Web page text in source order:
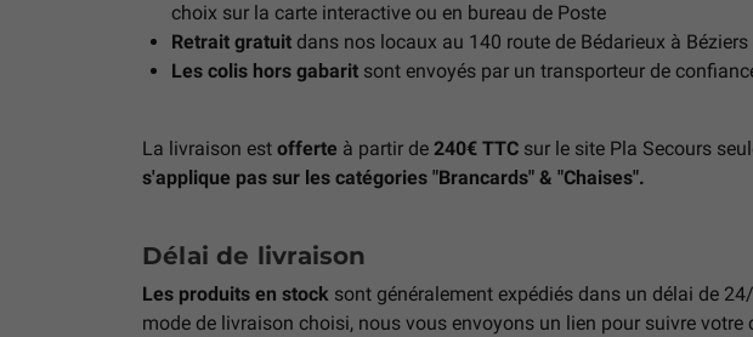
choix sur la carte interactive ou en bureau de Poste
Retrait gratuit dans nos locaux au 140 route de Bédarieux à
Les colis hors gabarit sont envoyés par un transporteur de
La livraison est offerte à partir de 240€ TTC sur le site Pla Secours
s'applique pas sur les catégories "Brancards" & "Chaises".
Délai de livraison
Les produits en stock sont généralement expédiés dans un délai de
mode de livraison choisi, nous vous envoyons un lien pour suivre votre